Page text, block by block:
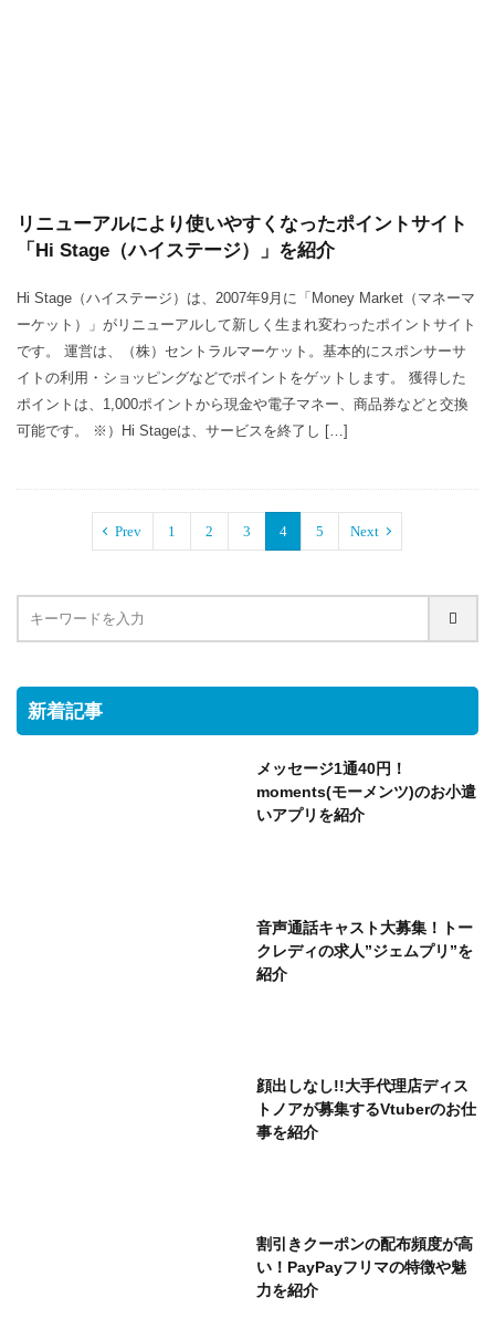
リニューアルにより使いやすくなったポイントサイト
「Hi Stage（ハイステージ）」を紹介
Hi Stage（ハイステージ）は、2007年9月に「Money Market（マネーマ
ーケット）」がリニューアルして新しく生まれ変わったポイントサイト
です。 運営は、（株）セントラルマーケット。基本的にスポンサーサ
イトの利用・ショッピングなどでポイントをゲットします。 獲得した
ポイントは、1,000ポイントから現金や電子マネー、商品券などと交換
可能です。 ※）Hi Stageは、サービスを終了し […]
Prev 1 2 3 4 5 Next
新着記事
メッセージ1通40円！
moments(モーメンツ)のお小遣
いアプリを紹介
音声通話キャスト大募集！トー
クレディの求人”ジェムプリ”を
紹介
顔出しなし!!大手代理店ディス
トノアが募集するVtuberのお仕
事を紹介
割引きクーポンの配布頻度が高
い！PayPayフリマの特徴や魅
力を紹介